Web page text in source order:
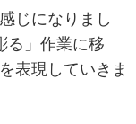
じになりまし
る」作業に移
表現していきま